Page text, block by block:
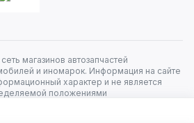
магазинов автозапчастей
и иномарок. Информация на сайте
характер и не является
положениями